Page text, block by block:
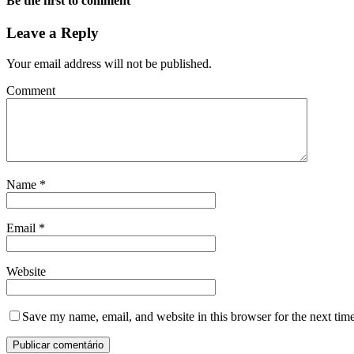
Leave a Reply
Your email address will not be published.
Comment
Name *
Email *
Website
Save my name, email, and website in this browser for the next